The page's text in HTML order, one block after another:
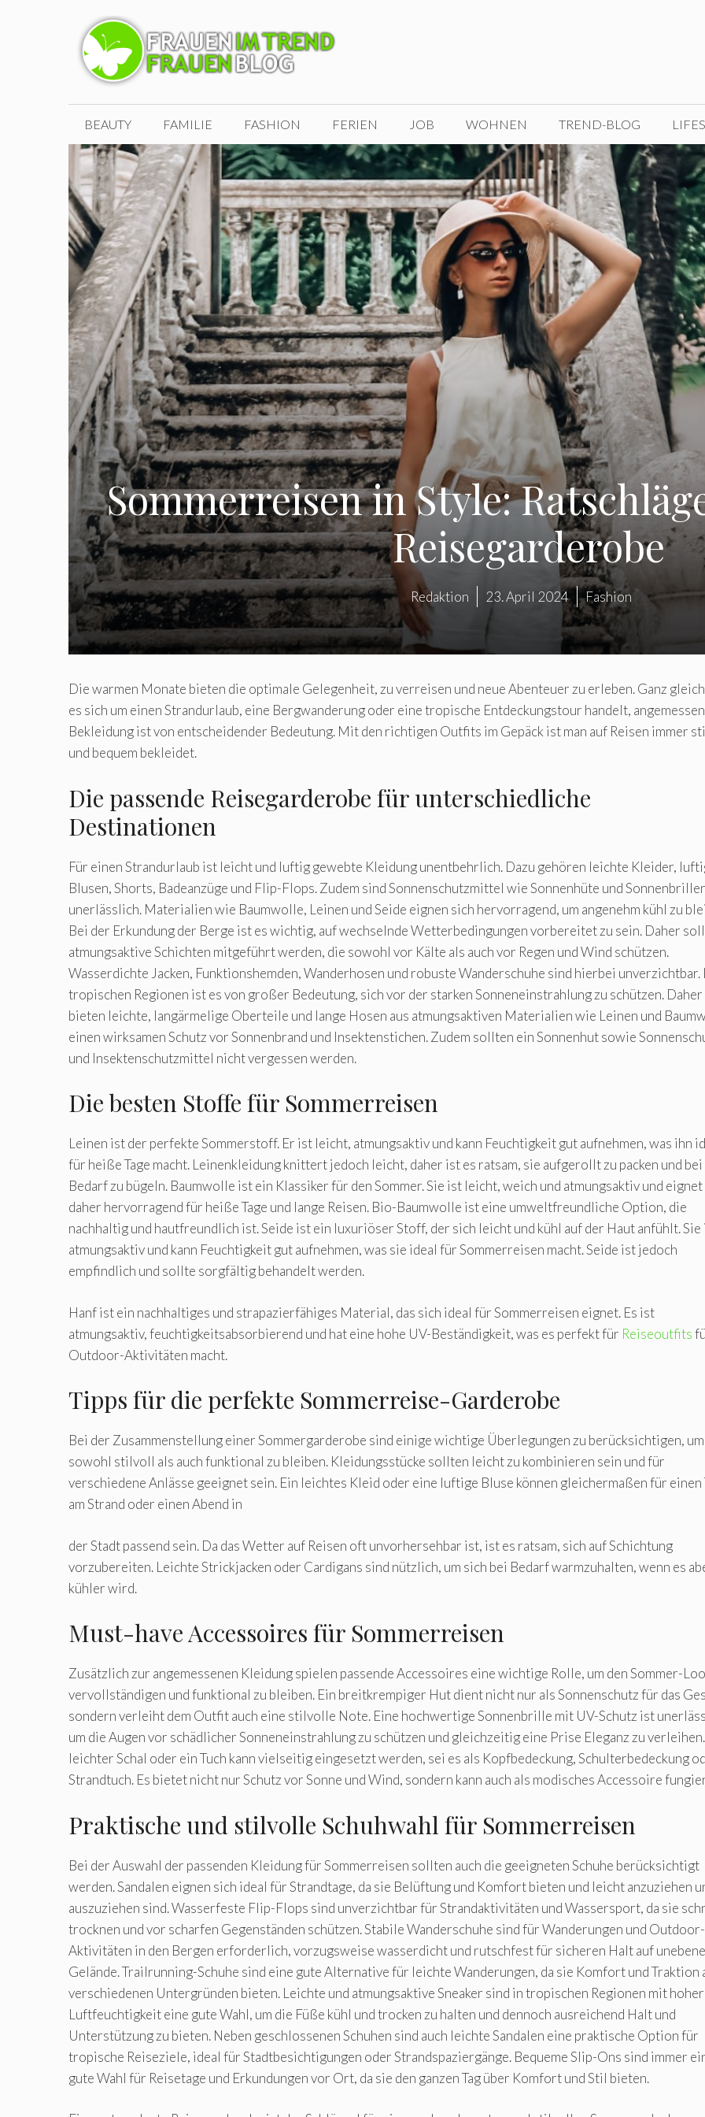
BEAUTY FAMILIE FASHION FERIEN JOB WOHNEN TREND-BLOG
Sommerreisen in Style:
Reisegarderobe
Redaktion 23. April 2024 Fashion
Die warmen Monate bieten die optimale Gelegenheit, zu verreisen und neue Abenteuer zu erleben. Ganz
es sich um einen Strandurlaub, eine Bergwanderung oder eine tropische Entdeckungstour handelt,
Bekleidung ist von entscheidender Bedeutung. Mit den richtigen Outfits im Gepäck ist man auf Reisen immer
und bequem bekleidet.
Die passende Reisegarderobe für unterschiedliche
Destinationen
Für einen Strandurlaub ist leicht und luftig gewebte Kleidung unentbehrlich. Dazu gehören leichte Kleider,
Blusen, Shorts, Badeanzüge und Flip-Flops. Zudem sind Sonnenschutzmittel wie Sonnenhüte und
unerlässlich. Materialien wie Baumwolle, Leinen und Seide eignen sich hervorragend, um angenehm kühl zu
Bei der Erkundung der Berge ist es wichtig, auf wechselnde Wetterbedingungen vorbereitet zu sein. Daher
atmungsaktive Schichten mitgeführt werden, die sowohl vor Kälte als auch vor Regen und Wind schützen.
Wasserdichte Jacken, Funktionshemden, Wanderhosen und robuste Wanderschuhe sind hierbei unverzichtbar.
tropischen Regionen ist es von großer Bedeutung, sich vor der starken Sonneneinstrahlung zu schützen. Daher
bieten leichte, langärmelige Oberteile und lange Hosen aus atmungsaktiven Materialien wie Leinen und
einen wirksamen Schutz vor Sonnenbrand und Insektenstichen. Zudem sollten ein Sonnenhut sowie
und Insektenschutzmittel nicht vergessen werden.
Die besten Stoffe für Sommerreisen
Leinen ist der perfekte Sommerstoff. Er ist leicht, atmungsaktiv und kann Feuchtigkeit gut aufnehmen, was ihn
für heiße Tage macht. Leinenkleidung knittert jedoch leicht, daher ist es ratsam, sie aufgerollt zu packen und bei
Bedarf zu bügeln. Baumwolle ist ein Klassiker für den Sommer. Sie ist leicht, weich und atmungsaktiv und eignet
daher hervorragend für heiße Tage und lange Reisen. Bio-Baumwolle ist eine umweltfreundliche Option, die
nachhaltig und hautfreundlich ist. Seide ist ein luxuriöser Stoff, der sich leicht und kühl auf der Haut anfühlt. Sie
atmungsaktiv und kann Feuchtigkeit gut aufnehmen, was sie ideal für Sommerreisen macht. Seide ist jedoch
empfindlich und sollte sorgfältig behandelt werden.
Hanf ist ein nachhaltiges und strapazierfähiges Material, das sich ideal für Sommerreisen eignet. Es ist
atmungsaktiv, feuchtigkeitsabsorbierend und hat eine hohe UV-Beständigkeit, was es perfekt für Reiseoutfits
Outdoor-Aktivitäten macht.
Tipps für die perfekte Sommerreise-Garderobe
Bei der Zusammenstellung einer Sommergarderobe sind einige wichtige Überlegungen zu berücksichtigen, um
sowohl stilvoll als auch funktional zu bleiben. Kleidungsstücke sollten leicht zu kombinieren sein und für
verschiedene Anlässe geeignet sein. Ein leichtes Kleid oder eine luftige Bluse können gleichermaßen für einen
am Strand oder einen Abend in
der Stadt passend sein. Da das Wetter auf Reisen oft unvorhersehbar ist, ist es ratsam, sich auf Schichtung
vorzubereiten. Leichte Strickjacken oder Cardigans sind nützlich, um sich bei Bedarf warmzuhalten, wenn es
kühler wird.
Must-have Accessoires für Sommerreisen
Zusätzlich zur angemessenen Kleidung spielen passende Accessoires eine wichtige Rolle, um den Sommer-
vervollständigen und funktional zu bleiben. Ein breitkrempiger Hut dient nicht nur als Sonnenschutz für das
sondern verleiht dem Outfit auch eine stilvolle Note. Eine hochwertige Sonnenbrille mit UV-Schutz ist
um die Augen vor schädlicher Sonneneinstrahlung zu schützen und gleichzeitig eine Prise Eleganz zu
leichter Schal oder ein Tuch kann vielseitig eingesetzt werden, sei es als Kopfbedeckung, Schulterbedeckung
Strandtuch. Es bietet nicht nur Schutz vor Sonne und Wind, sondern kann auch als modisches Accessoire
Praktische und stilvolle Schuhwahl für Sommerreisen
Bei der Auswahl der passenden Kleidung für Sommerreisen sollten auch die geeigneten Schuhe berücksichtigt
werden. Sandalen eignen sich ideal für Strandtage, da sie Belüftung und Komfort bieten und leicht anzuziehen
auszuziehen sind. Wasserfeste Flip-Flops sind unverzichtbar für Strandaktivitäten und Wassersport, da sie
trocknen und vor scharfen Gegenständen schützen. Stabile Wanderschuhe sind für Wanderungen und Outdoor-
Aktivitäten in den Bergen erforderlich, vorzugsweise wasserdicht und rutschfest für sicheren Halt auf
Gelände. Trailrunning-Schuhe sind eine gute Alternative für leichte Wanderungen, da sie Komfort und Traktion
verschiedenen Untergründen bieten. Leichte und atmungsaktive Sneaker sind in tropischen Regionen mit hoher
Luftfeuchtigkeit eine gute Wahl, um die Füße kühl und trocken zu halten und dennoch ausreichend Halt und
Unterstützung zu bieten. Neben geschlossenen Schuhen sind auch leichte Sandalen eine praktische Option für
tropische Reiseziele, ideal für Stadtbesichtigungen oder Strandspaziergänge. Bequeme Slip-Ons sind immer
gute Wahl für Reisetage und Erkundungen vor Ort, da sie den ganzen Tag über Komfort und Stil bieten.